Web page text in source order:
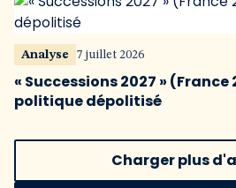
Analyse 7 juillet 2026
« Successions 2027 » (France
politique dépolitisé
Charger plus